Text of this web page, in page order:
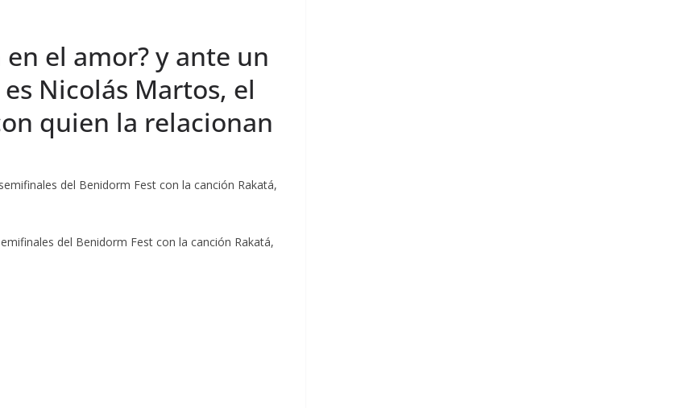
el amor? y ante un
Nicolás Martos, el
quien la relacionan
del Benidorm Fest con la canción Rakatá,
del Benidorm Fest con la canción Rakatá,